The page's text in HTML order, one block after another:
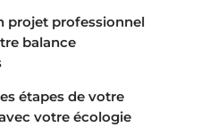
projet professionnel
balance
étapes de votre
votre écologie